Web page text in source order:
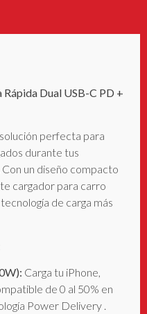
Dual USB-C PD +
perfecta para
durante tus
un diseño compacto
cargador para carro
de carga más
Carga tu iPhone,
de 0 al 50% en
Power Delivery .